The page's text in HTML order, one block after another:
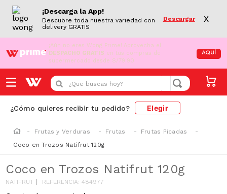
¡Descarga la App!
Descubre toda nuestra variedad con
delivery GRATIS
Descargar X
¡Aún no eres Wong Prime! Aprovecha el
DESPACHO GRATIS en tus compras de
supermercado desde S/79.90
AQUÍ
¿Que buscas hoy?
¿Cómo quieres recibir tu pedido? Elegir
Frutas y Verduras Frutas
Frutas Picadas
Coco en Trozos Natifrut 120g
Coco en Trozos Natifrut 120g
NATIFRUT REFERENCIA:484977